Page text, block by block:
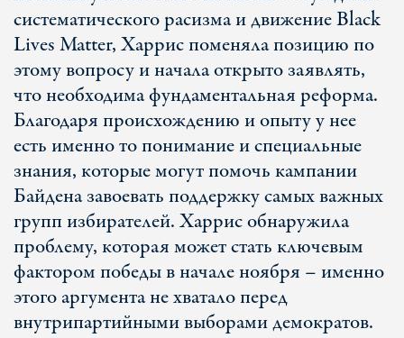
систематического расизма и движение Black
Lives Matter, Харрис поменяла позицию по
этому вопросу и начала открыто заявлять,
что необходима фундаментальная реформа.
Благодаря происхождению и опыту у нее
есть именно то понимание и специальные
знания, которые могут помочь кампании
Байдена завоевать поддержку самых важных
групп избирателей. Харрис обнаружила
проблему, которая может стать ключевым
фактором победы в начале ноября – именно
этого аргумента не хватало перед
внутрипартийными выборами демократов.